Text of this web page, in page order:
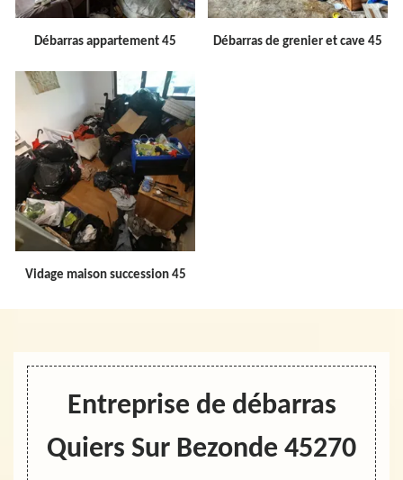
Débarras appartement 45 Débarras de grenier et cave 45
Vidage maison succession 45
Entreprise de débarras
Quiers Sur Bezonde 45270